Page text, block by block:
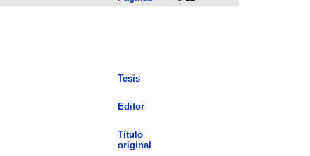
Tesis
Editor
Título
original